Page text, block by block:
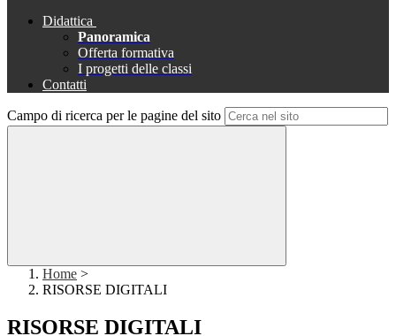
Didattica
Panoramica
Offerta formativa
I progetti delle classi
Contatti
Campo di ricerca per le pagine del sito
Home >
RISORSE DIGITALI
RISORSE DIGITALI